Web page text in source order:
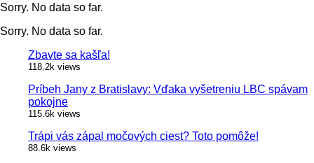
Sorry. No data so far.
Sorry. No data so far.
Zbavte sa kašľa!
118.2k views
Príbeh Jany z Bratislavy: Vďaka vyšetreniu LBC spávam
pokojne
115.6k views
Trápi vás zápal močových ciest? Toto pomôže!
88.6k views